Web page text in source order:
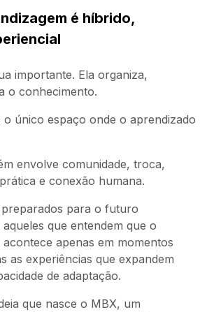
é híbrido,
importante. Ela organiza,
o conhecimento.
o único espaço onde o aprendizado
envolve comunidade, troca,
e conexão humana.
para o futuro
que entendem que o
apenas em momentos
as experiências que expandem
de adaptação.
que nasce o MBX, um